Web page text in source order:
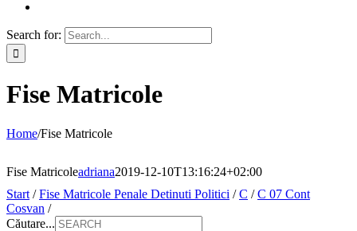
Search for:
Fise Matricole
Home/Fise Matricole
Fise Matricoleadriana2019-12-10T13:16:24+02:00
Start /Fise Matricole Penale Detinuti Politici /C /C 07 Cont
Cosvan /
Căutare...